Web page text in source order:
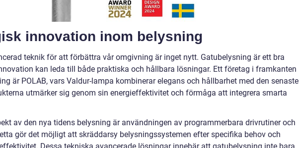
innovation inom belysning
teknik för att förbättra vår omgivning är inget nytt. Gatubelysning är ett bra
kan leda till både praktiska och hållbara lösningar. Ett företag i framkanten
är POLAB, vars Valdur-lampa kombinerar elegans och hållbarhet med den senaste
utmärker sig genom sin energieffektivitet och förmåga att integrera smarta
av den nya tidens belysning är användningen av programmerbara drivrutiner och
gör det möjligt att skräddarsy belysningssystemen efter specifika behov och
Dessa tekniska avancerade lösningar innebär att gatubelysning inte bara